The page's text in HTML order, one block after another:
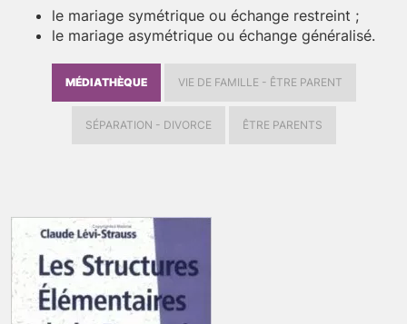
le mariage symétrique ou échange restreint ;
le mariage asymétrique ou échange généralisé.
MÉDIATHÈQUE VIE DE FAMILLE - ÊTRE PARENT
SÉPARATION - DIVORCE ÊTRE PARENTS